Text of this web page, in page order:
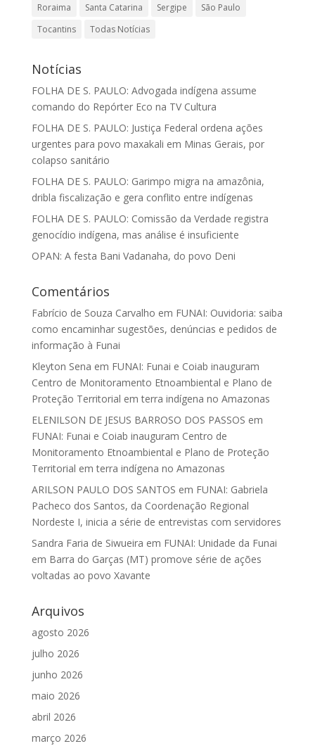
Roraima
Santa Catarina Sergipe
São Paulo
Tocantins
Todas Notícias
Notícias
FOLHA DE S. PAULO: Advogada indígena assume
comando do Repórter Eco na TV Cultura
FOLHA DE S. PAULO: Justiça Federal ordena ações
urgentes para povo maxakali em Minas Gerais, por
colapso sanitário
FOLHA DE S. PAULO: Garimpo migra na amazônia,
dribla fiscalização e gera conflito entre indígenas
FOLHA DE S. PAULO: Comissão da Verdade registra
genocídio indígena, mas análise é insuficiente
OPAN: A festa Bani Vadanaha, do povo Deni
Comentários
Fabrício de Souza Carvalho em FUNAI: Ouvidoria: saiba
como encaminhar sugestões, denúncias e pedidos de
informação à Funai
Kleyton Sena em FUNAI: Funai e Coiab inauguram
Centro de Monitoramento Etnoambiental e Plano de
Proteção Territorial em terra indígena no Amazonas
ELENILSON DE JESUS BARROSO DOS PASSOS em
FUNAI: Funai e Coiab inauguram Centro de
Monitoramento Etnoambiental e Plano de Proteção
Territorial em terra indígena no Amazonas
ARILSON PAULO DOS SANTOS em FUNAI: Gabriela
Pacheco dos Santos, da Coordenação Regional
Nordeste I, inicia a série de entrevistas com servidores
Sandra Faria de Siwueira em FUNAI: Unidade da Funai
em Barra do Garças (MT) promove série de ações
voltadas ao povo Xavante
Arquivos
agosto 2026
julho 2026
junho 2026
maio 2026
abril 2026
março 2026